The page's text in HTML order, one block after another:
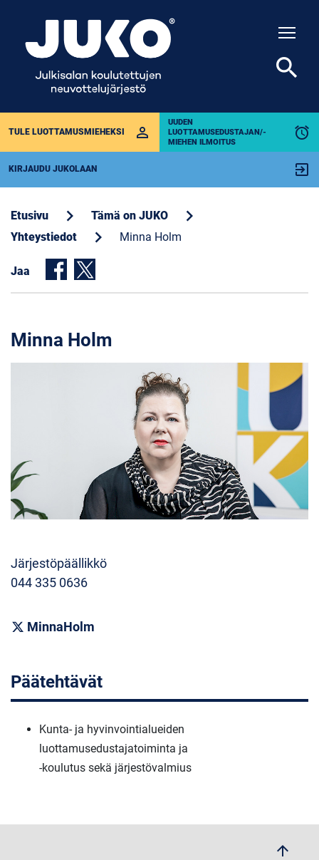
TULE LUOTTAMUSMIEHEKSI perm_identity
UUDEN
LUOTTAMUSEDUSTAJAN/-
MIEHEN ILMOITUS
alarm
KIRJAUDU JUKOLAAN exit_to_app
search
Etusivu chevron_right Tämä on JUKO chevron_right
Yhteystiedot chevron_right Minna Holm
Jaa
Minna Holm
Järjestöpäällikkö
044 335 0636
MinnaHolm
Päätehtävät
Kunta- ja hyvinvointialueiden
luottamusedustajatoiminta ja
-koulutus sekä järjestövalmius
arrow_upwards